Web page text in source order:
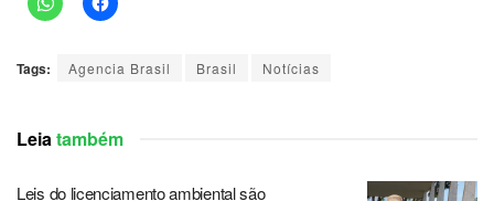
Tags: Agencia Brasil Brasil Notícias
Leiatambém
Leis do licenciamento ambiental são